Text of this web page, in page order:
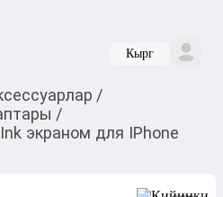
Кырг
/
/
экраном для IPhone